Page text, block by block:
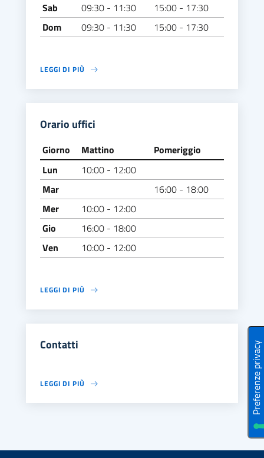
Sab
09:30 - 11:30
15:00 - 17:30
Dom
09:30 - 11:30 15:00 - 17:30
LEGGI DI PIÙ
Orario uffici
Giorno Mattino
Pomeriggio
Lun
10:00 - 12:00
Mar
16:00 - 18:00
Mer
10:00 - 12:00
Gio
16:00 - 18:00
Ven
10:00 - 12:00
LEGGI DI PIÙ
Contatti
LEGGI DI PIÙ